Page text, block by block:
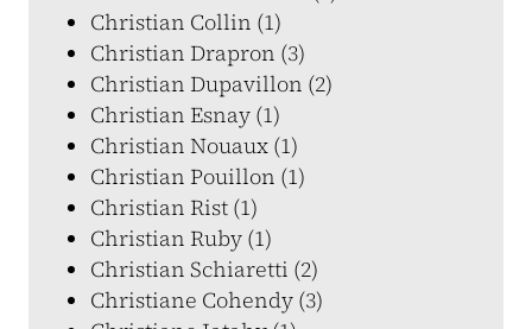
Christian Collin (1)
Christian Drapron (3)
Christian Dupavillon (2)
Christian Esnay (1)
Christian Nouaux (1)
Christian Pouillon (1)
Christian Rist (1)
Christian Ruby (1)
Christian Schiaretti (2)
Christiane Cohendy (3)